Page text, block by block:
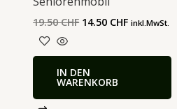
19.50CHF 14.50 CHF inkl.MwSt.
IN DEN
WARENKORB